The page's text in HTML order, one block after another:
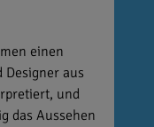
einen
Designer aus
und
das Aussehen